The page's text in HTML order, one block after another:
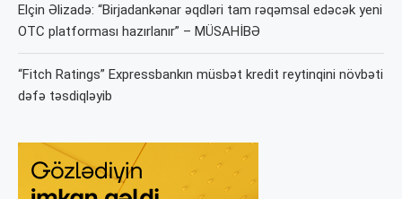
Elçin Əlizadə: “Birjadankənar əqdləri tam rəqəmsal edəcək yeni
OTC platforması hazırlanır” – MÜSAHİBƏ
“Fitch Ratings” Expressbankın müsbət kredit reytinqini növbəti
dəfə təsdiqləyib